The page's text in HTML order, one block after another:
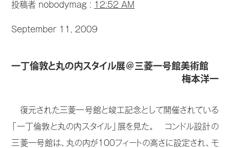
投稿者 nobodymag : 12:52 AM
September 11, 2009
一丁倫敦と丸の内スタイル展＠三菱一号館美術館
梅本洋一
復元された三菱一号館と竣工記念として開催されている
「一丁倫敦と丸の内スタイル」展を見た。 コンドル設計の
三菱一号館は、丸の内が100フィートの高さに設定され、モ